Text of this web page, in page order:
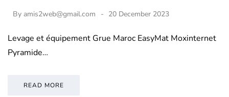
By amis2web@gmail.com 20 December 2023
Levage et équipement Grue Maroc EasyMat Moxinternet
Pyramide…
READ MORE